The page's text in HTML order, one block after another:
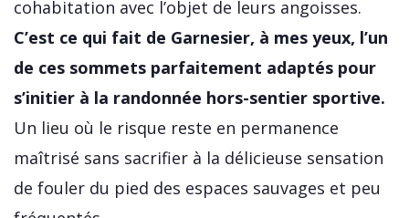
cohabitation avec l’objet de leurs angoisses.
C’est ce qui fait de Garnesier, à mes yeux, l’un
de ces sommets parfaitement adaptés pour
s’initier à la randonnée hors-sentier sportive.
Un lieu où le risque reste en permanence
maîtrisé sans sacrifier à la délicieuse sensation
de fouler du pied des espaces sauvages et peu